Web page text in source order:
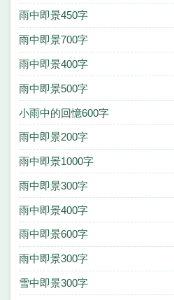
雨中即景450字
雨中即景700字
雨中即景400字
雨中即景500字
小雨中的回憶600字
雨中即景200字
雨中即景1000字
雨中即景300字
雨中即景400字
雨中即景600字
雨中即景300字
雪中即景300字